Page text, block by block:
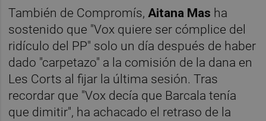
También de Compromís,Aitana Mas ha
sostenido que "Vox quiere ser cómplice del
ridículo del PP" solo un día después de haber
dado "carpetazo" a la comisión de la dana en
Les Corts al fijar la última sesión. Tras
recordar que "Vox decía que Barcala tenía
que dimitir", ha achacado el retraso de la